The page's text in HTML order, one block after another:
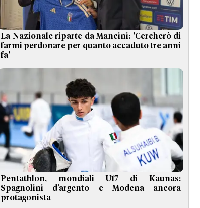
La Nazionale riparte da Mancini: 'Cercherò di
farmi perdonare per quanto accaduto tre anni
fa'
Pentathlon, mondiali U17 di Kaunas:
Spagnolini d’argento e Modena ancora
protagonista